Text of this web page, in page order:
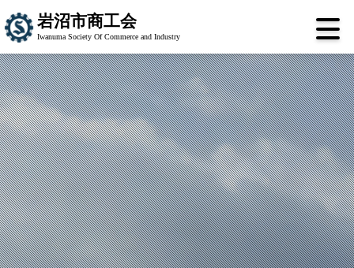
岩沼市商工会
Iwanuma Society Of Commerce and Industry